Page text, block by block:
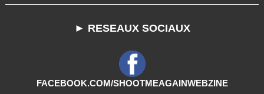
► RESEAUX SOCIAUX
FACEBOOK.COM/SHOOTMEAGAINWEBZINE